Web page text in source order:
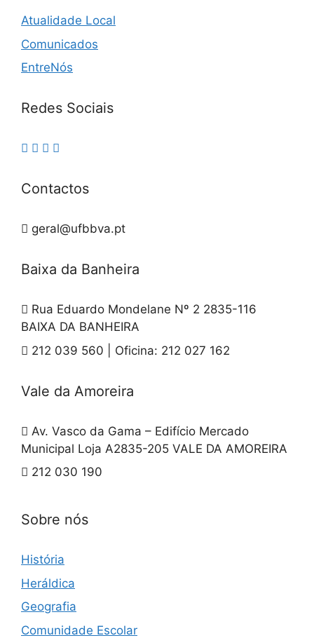
Atualidade Local
Comunicados
EntreNós
Redes Sociais
Contactos
geral@ufbbva.pt
Baixa da Banheira
Rua Eduardo Mondelane Nº 2 2835-116
BAIXA DA BANHEIRA
212 039 560 | Oficina: 212 027 162
Vale da Amoreira
Av. Vasco da Gama – Edifício Mercado
Municipal Loja A2835-205 VALE DA AMOREIRA
212 030 190
Sobre nós
História
Heráldica
Geografia
Comunidade Escolar